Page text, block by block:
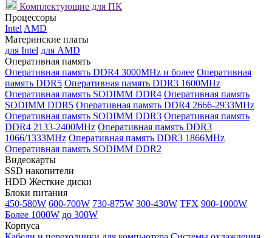
Комплектующие для ПК
Процессоры
Intel AMD
Материнские платы
для Intel для AMD
Оперативная память
Оперативная память DDR4 3000MHz и более Оперативная
память DDR5 Оперативная память DDR3 1600MHz
Оперативная память SODIMM DDR4 Оперативная память
SODIMM DDR5 Оперативная память DDR4 2666-2933MHz
Оперативная память SODIMM DDR3 Оперативная память
DDR4 2133-2400MHz Оперативная память DDR3
1066/1333MHz Оперативная память DDR3 1866MHz
Оперативная память SODIMM DDR2
Видеокарты
SSD накопители
HDD Жесткие диски
Блоки питания
450-580W 600-700W 730-875W 300-430W TFX 900-1000W
Более 1000W до 300W
Корпуса